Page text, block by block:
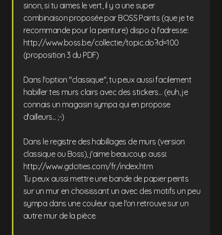
sinon, si tu aimes le vert, il y a une super
combinaison proposée par BOSS Paints (que je te
recommande pour la peinture) dispo à l'adresse:
http://www.boss.be/collectie/topic.do?id=100
(proposition 3 du PDF)
Dans l'option "classique", tu peux aussi facilement
habiller tes murs clairs avec des stickers... (euh, je
connais un magasin sympa qui en propose
d'ailleurs... ;-)
Dans le registre des habillages de murs (version
classique ou Boss), j'aime beaucoup aussi:
http://www.gdcities.com/fr/index.htm
Tu peux aussi mettre une bande de papier peints
sur un mur en choisissant un avec des motifs un peu
sympa dans une couleur que l'on retrouve sur un
autre mur de la pièce.